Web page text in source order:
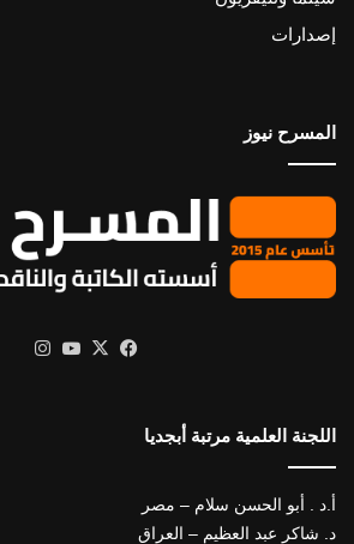
إصدارات
المسرح نيوز
فيسبوك
X يوتيوب
اللجنة العلمية مرتبة أبجديا
أ.د . أبو الحسن سلام – مصر
د. شاكر عبد العظيم – العراق